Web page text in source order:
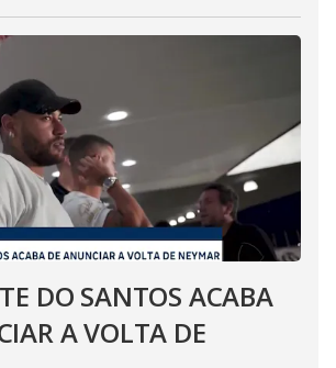
DO SANTOS ACABA
A VOLTA DE